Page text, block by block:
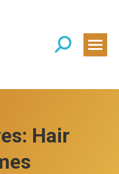
Search:
Hair